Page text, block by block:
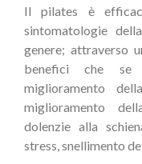
Il pilates è
sintomatologie
genere; attraverso
benefici che se
miglioramento
miglioramento
dolenzie alla
stress, snellimento